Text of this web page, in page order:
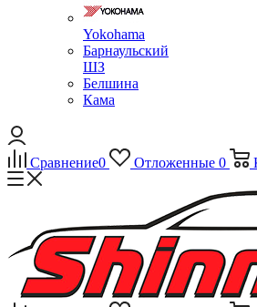
Yokohama
Барнаульский
ШЗ
Белшина
Кама
Сравнение0 Отложенные 0